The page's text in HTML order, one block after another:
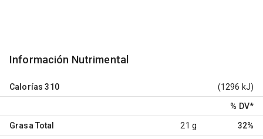
Información Nutrimental
Calorías 310 (1296 kJ)
% DV*
Grasa Total 21 g 32%